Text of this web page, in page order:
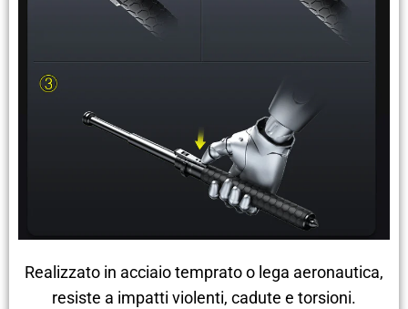
Realizzato in acciaio temprato o lega aeronautica,
resiste a impatti violenti, cadute e torsioni.